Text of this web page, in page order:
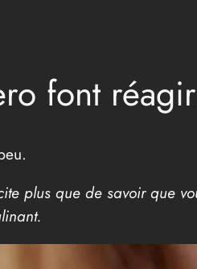
font
plus que de savoir que